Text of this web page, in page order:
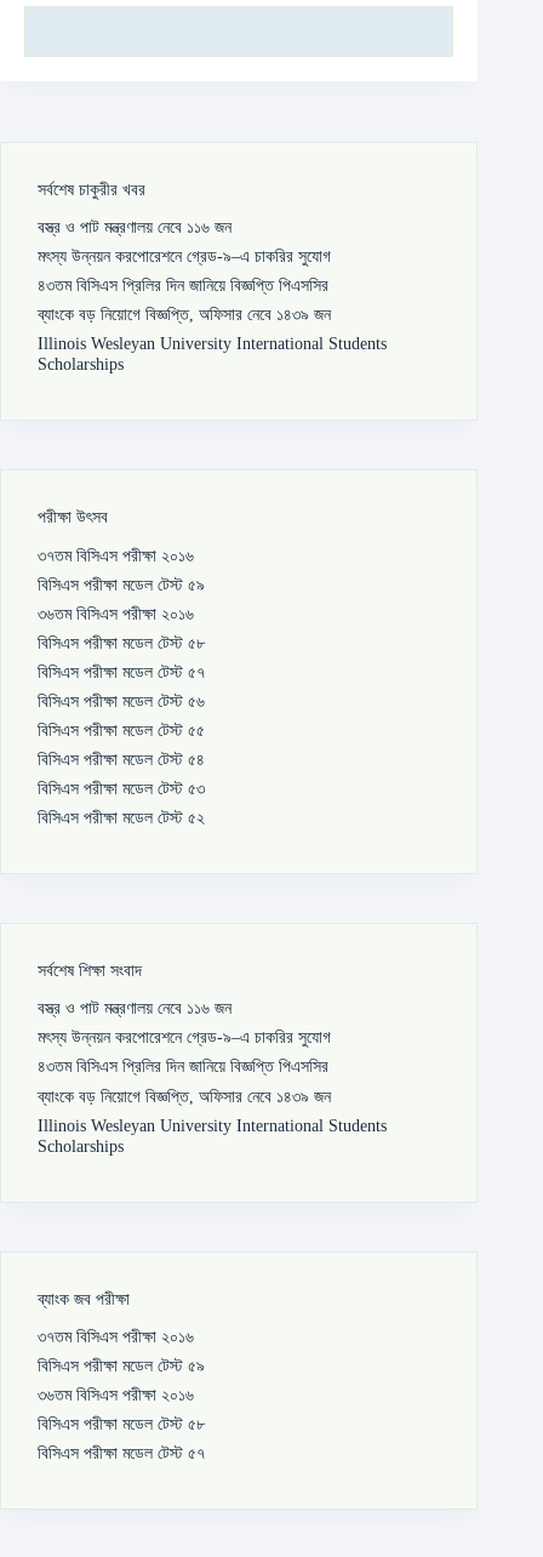
সর্বশেষ চাকুরীর খবর
বস্ত্র ও পাট মন্ত্রণালয় নেবে ১১৬ জন
মৎস্য উন্নয়ন করপোরেশনে গ্রেড-৯–এ চাকরির সুযোগ
৪৩তম বিসিএস প্রিলির দিন জানিয়ে বিজ্ঞপ্তি পিএসসির
ব্যাংকে বড় নিয়োগে বিজ্ঞপ্তি, অফিসার নেবে ১৪৩৯ জন
Illinois Wesleyan University International Students
Scholarships
পরীক্ষা উৎসব
৩৭তম বিসিএস পরীক্ষা ২০১৬
বিসিএস পরীক্ষা মডেল টেস্ট ৫৯
৩৬তম বিসিএস পরীক্ষা ২০১৬
বিসিএস পরীক্ষা মডেল টেস্ট ৫৮
বিসিএস পরীক্ষা মডেল টেস্ট ৫৭
বিসিএস পরীক্ষা মডেল টেস্ট ৫৬
বিসিএস পরীক্ষা মডেল টেস্ট ৫৫
বিসিএস পরীক্ষা মডেল টেস্ট ৫৪
বিসিএস পরীক্ষা মডেল টেস্ট ৫৩
বিসিএস পরীক্ষা মডেল টেস্ট ৫২
সর্বশেষ শিক্ষা সংবাদ
বস্ত্র ও পাট মন্ত্রণালয় নেবে ১১৬ জন
মৎস্য উন্নয়ন করপোরেশনে গ্রেড-৯–এ চাকরির সুযোগ
৪৩তম বিসিএস প্রিলির দিন জানিয়ে বিজ্ঞপ্তি পিএসসির
ব্যাংকে বড় নিয়োগে বিজ্ঞপ্তি, অফিসার নেবে ১৪৩৯ জন
Illinois Wesleyan University International Students
Scholarships
ব্যাংক জব পরীক্ষা
৩৭তম বিসিএস পরীক্ষা ২০১৬
বিসিএস পরীক্ষা মডেল টেস্ট ৫৯
৩৬তম বিসিএস পরীক্ষা ২০১৬
বিসিএস পরীক্ষা মডেল টেস্ট ৫৮
বিসিএস পরীক্ষা মডেল টেস্ট ৫৭